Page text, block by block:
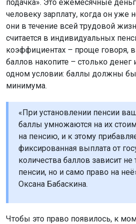
подачка». Это ежемесячные
человеку зарплату, когда он уже
они в течение всей трудовой
считается в индивидуальных
коэффициентах – проще говоря,
баллов накопите – столько денег
одном условии: баллы должны
минимума.
«При установлении пенсии
баллы умножаются на их
на пенсию, и к этому
фиксированная выплата от
количества баллов зависит
пенсии, но и само право на
Оксана Бабаскина.
Чтобы это право появилось, к